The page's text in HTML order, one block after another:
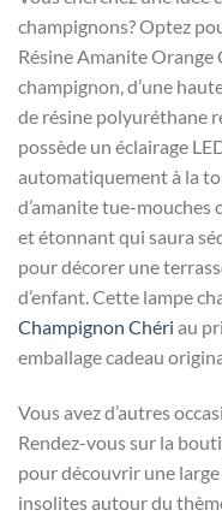
champignons? Optez
Résine Amanite Orange
champignon, d’une
de résine polyuréthane
possède un éclairage
automatiquement à la
d’amanite tue-mouches
et étonnant qui saura
pour décorer une
d’enfant. Cette lampe
Champignon Chéri au
emballage cadeau
Vous avez d’autres
Rendez-vous sur la
pour découvrir une
insolites autour du